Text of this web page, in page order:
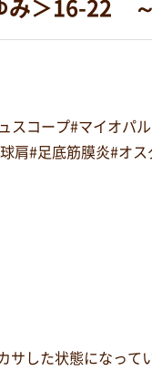
み＞16-22 ～
コープ#マイオパ
肩#足底筋膜炎#オ
した状態になって